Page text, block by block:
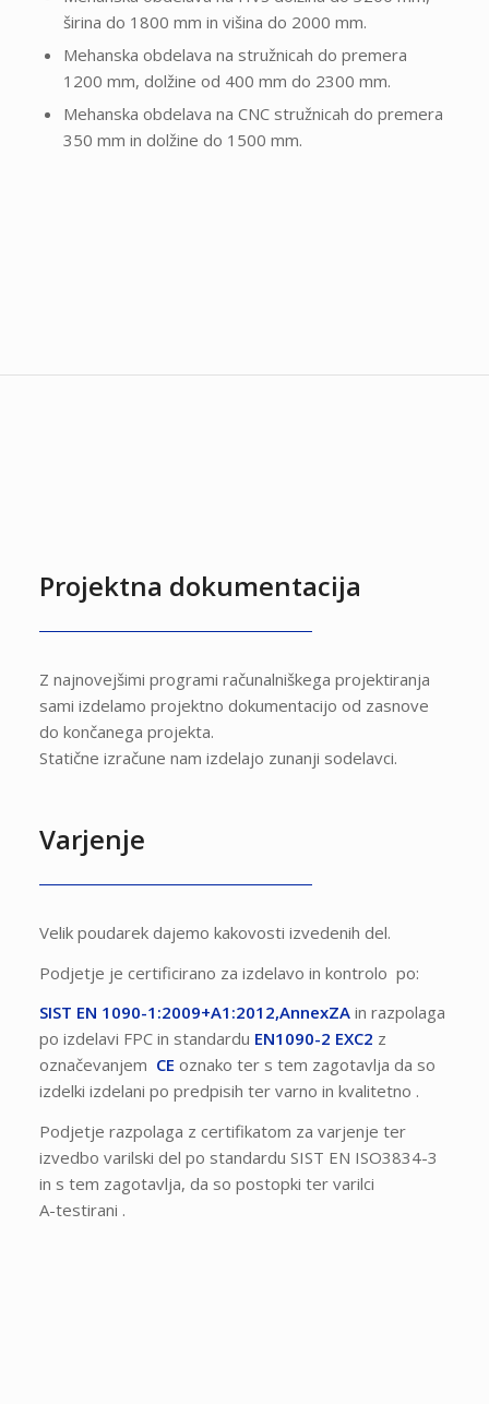
širina do 1800 mm in višina do 2000 mm.
Mehanska obdelava na stružnicah do premera
1200 mm, dolžine od 400 mm do 2300 mm.
Mehanska obdelava na CNC stružnicah do premera
350 mm in dolžine do 1500 mm.
Projektna dokumentacija
Z najnovejšimi programi računalniškega projektiranja
sami izdelamo projektno dokumentacijo od zasnove
do končanega projekta.
Statične izračune nam izdelajo zunanji sodelavci.
Varjenje
Velik poudarek dajemo kakovosti izvedenih del.
Podjetje je certificirano za izdelavo in kontrolo po:
SIST EN 1090-1:2009+A1:2012,AnnexZAin razpolaga
po izdelavi FPC in standardu EN1090-2 EXC2 z
označevanjem CE oznako ter s tem zagotavlja da so
izdelki izdelani po predpisih ter varno in kvalitetno .
Podjetje razpolaga z certifikatom za varjenje ter
izvedbo varilski del po standardu SIST EN ISO3834-3
in s tem zagotavlja, da so postopki ter varilci
A-testirani .